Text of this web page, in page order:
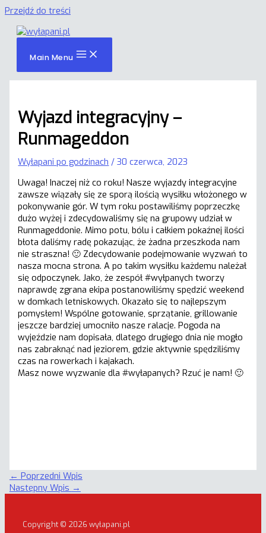
Przejdź do treści
Main Menu
Wyjazd integracyjny –
Runmageddon
Wyłapani po godzinach /30 czerwca, 2023
Uwaga! Inaczej niż co roku! Nasze wyjazdy integracyjne
zawsze wiązały się ze sporą ilością wysiłku włożonego w
pokonywanie gór. W tym roku postawiliśmy poprzeczkę
dużo wyżej i zdecydowaliśmy się na grupowy udział w
Runmageddonie. Mimo potu, bólu i całkiem pokaźnej ilości
błota daliśmy radę pokazując, że żadna przeszkoda nam
nie straszna! 🙂 Zdecydowanie podejmowanie wyzwań to
nasza mocna strona. A po takim wysiłku każdemu należał
się odpoczynek. Jako, że zespół #wyłpanych tworzy
naprawdę zgrana ekipa postanowiliśmy spędzić weekend
w domkach letniskowych. Okazało się to najlepszym
pomysłem! Wspólne gotowanie, sprzątanie, grillowanie
jeszcze bardziej umocniło nasze ralacje. Pogoda na
wyjeździe nam dopisała, dlatego drugiego dnia nie mogło
nas zabraknąć nad jeziorem, gdzie aktywnie spędziliśmy
czas na rowerkach i kajakach.
Masz nowe wyzwanie dla #wyłapanych? Rzuć je nam! 🙂
← Poprzedni Wpis
Następny Wpis →
Copyright © 2026 wyłapani.pl